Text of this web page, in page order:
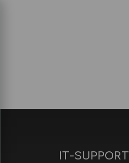
IT-